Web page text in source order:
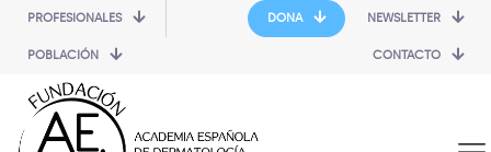
PROFESIONALES
POBLACIÓN
DONA NEWSLETTER
CONTACTO